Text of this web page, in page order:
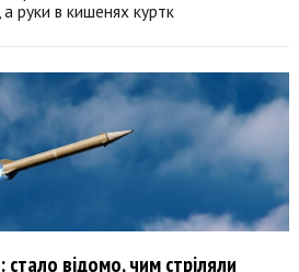
а руки в кишенях куртк
відомо, чим стріляли